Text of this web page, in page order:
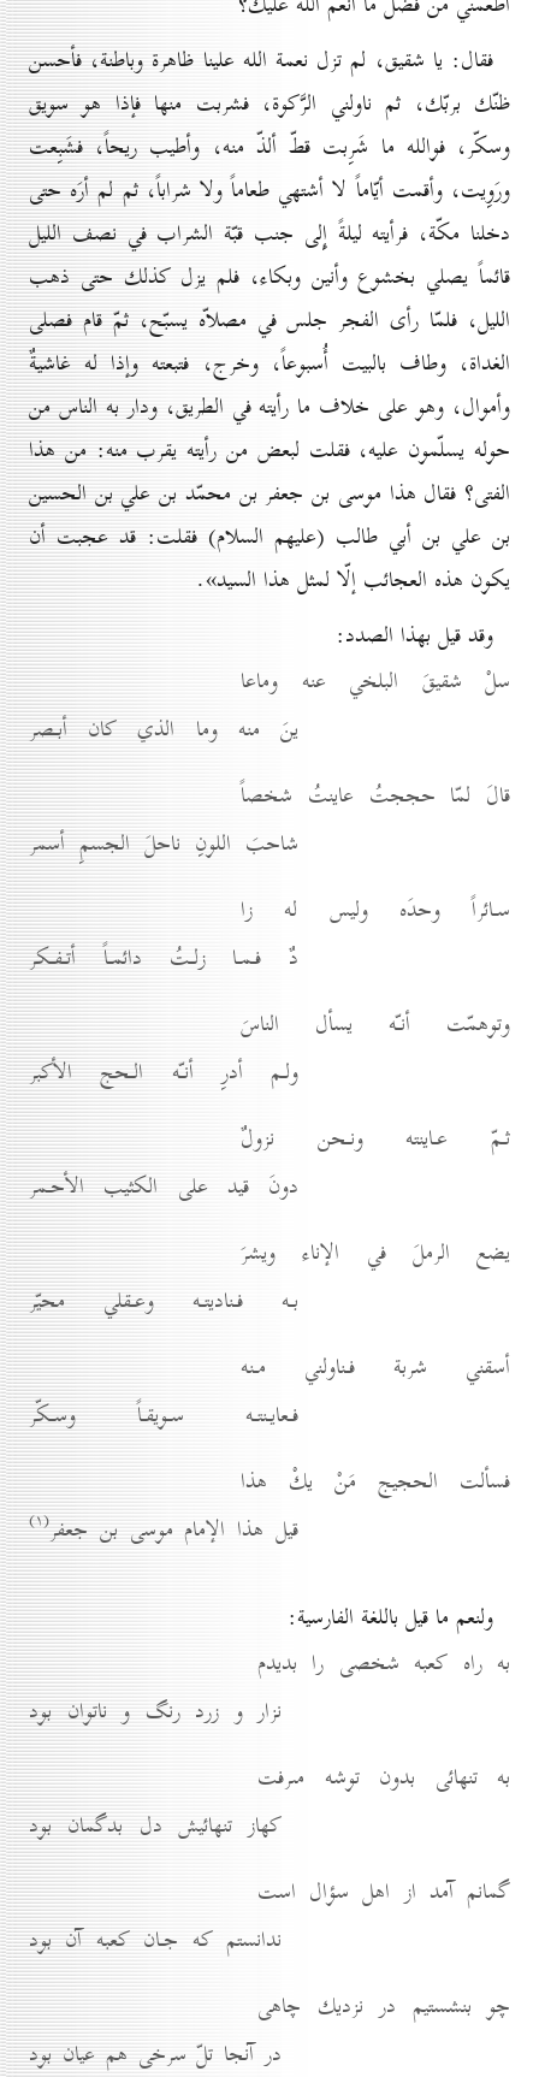
فقال: يا شقيق، لم تزل نعمة الله علينا ظاهرة وباطنة، فأحسن
ظنّك بربّك، ثم ناولني الرَّكوة، فشربت منها فإذا هو سويق
وسكّر، فوالله ما شَرِبت قطّ ألذّ منه، وأطيب ريحاً، فشَبِعت
ورَوِيت، وأقمت أيّاماً لا أشتهي طعاماً ولا شراباً، ثم لم أرَه حتى
دخلنا مكّة، فرأيته ليلةً إِلى جنب قبّة الشراب في نصف الليل
قائماً يصلي بخشوع وأنين وبكاء، فلم يزل كذلك حتى ذهب
الليل، فلمّا رأى الفجر جلس في مصلاّه يسبّح، ثمّ قام فصلى
الغداة، وطاف بالبيت أُسبوعاً، وخرج، فتبعته وإذا له غاشيةٌ
وأموال، وهو على خلاف ما رأيته في الطريق، ودار به الناس من
حوله يسلّمون عليه، فقلت لبعض من رأيته يقرب منه: من هذا
الفتى؟ فقال هذا موسى بن جعفر بن محمّد بن علي بن الحسين
بن علي بن أبي طالب (عليهم السلام) فقلت: قد عجبت أن
يكون هذه العجائب إلّا لمثل هذا السيد».
وقد قيل بهذا الصدد:
سلْ شقيقَ البلخي عنه وماعا
ينَ منه وما الذي كان أبـصر
قالَ لمّا حججتُ عاينتُ شخصاً
شاحبَ اللونِ ناحلَ الجسمِ أسمر
سـائراً وحدَه وليس له زا
دٌ فـمـا زلـتُ دائمـاً أتـفـكر
وتوهمّت أنـّه يسأل الناسَ
ولـم أدرِ أنـّه الـحج الأكبر
ثـمّ عـاينته ونـحن نزولٌ
دونَ قيد على الكثيب الأحـمر
يضع الرملَ في الإناء ويشرَ
بـه فـناديتـه وعـقلي محيّر
أسقني شربة فـناولني مـنه
فـعايـنتـه سـويقـاً وسـكّر
فسألت الحجيج مَنْ يكْ هذا
قيل هذا الإمام موسى بن جعفر(۱)
ولنعم ما قيل باللغة الفارسية:
به راه كعبه شخصى را بديدم
نزار و زرد رنگ و ناتوان بود
به تنهائى بدون توشه مىرفت
كهاز تنهائيش دل بدگمان بود
گمانم آمد از اهل سؤال است
ندانستم كه جـان كعبه آن بود
چو بنشستيم در نزديك چاهى
در آنجا تلّ سرخى هم عيان بود